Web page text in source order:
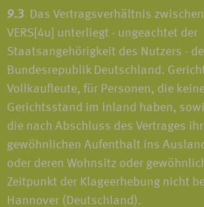
9.3 Das Vertragsverhältnis
VERS[4u] unterliegt - ungeachtet der
Staatsangehörigkeit des Nutzers -
Bundesrepublik Deutschland.
Vollkaufleute, für Personen, die
Gerichtsstand im Inland haben,
die nach Abschluss des Vertrages
gewöhnlichen Aufenthalt ins
oder deren Wohnsitz oder
Zeitpunkt der Klageerhebung nicht
Hannover (Deutschland).